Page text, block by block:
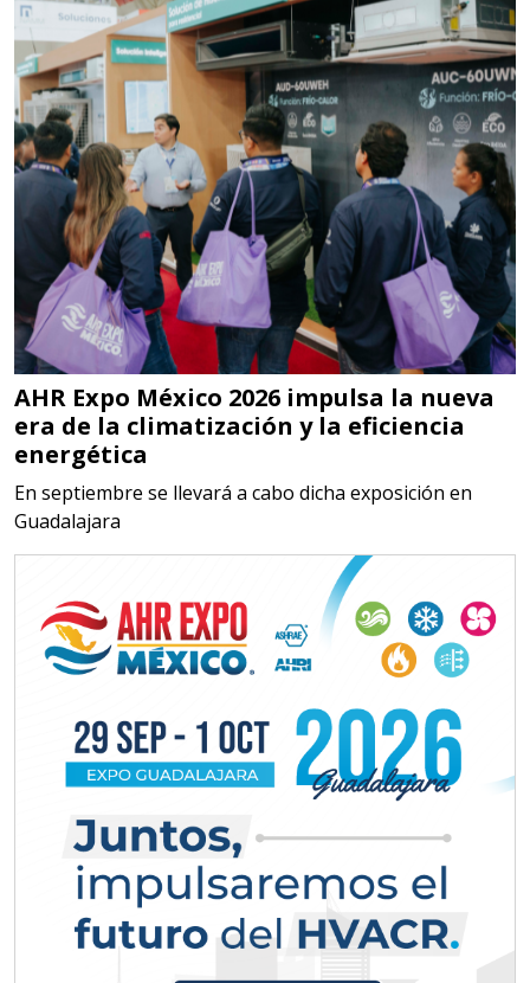
Especificaciones:
Somos Proveedores de GESTION
DE RESIDUOS Y DESTRUCCION
FISCAL
Aplicar al Requerimiento
Empresa en Jalisco
Requiere:
MATERIALES PARA SELLOS DE
SISTEMAS DE ESCAPE
Especificaciones:
Requisitos: Garantizar composición
química y origen adecuados
(especialmente para grafito) y
contar con sistemas de calidad y
Aplicar al Requerimiento
Empresa en Jalisco
Requiere:
MATERIALES PARA SELLOS DE
BATERÍAS DE LITIO
Especificaciones:
Para vehículos eléctricos.
Requisitos: Garantizar composición
AHR Expo México 2026 impulsa la nueva
era de la climatización y la eficiencia
energética
En septiembre se llevará a cabo dicha exposición en
Guadalajara